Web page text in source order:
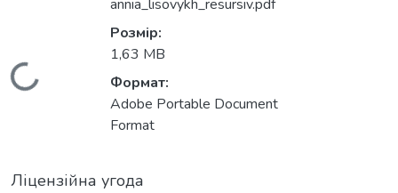
Вантажиться...
annia_lisovykh_resursiv.pdf
Розмір:
1,63 MB
Формат:
Adobe Portable Document
Format
Ліцензійна угода